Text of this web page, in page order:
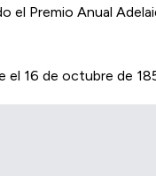
el Premio Anual
16 de octubre de